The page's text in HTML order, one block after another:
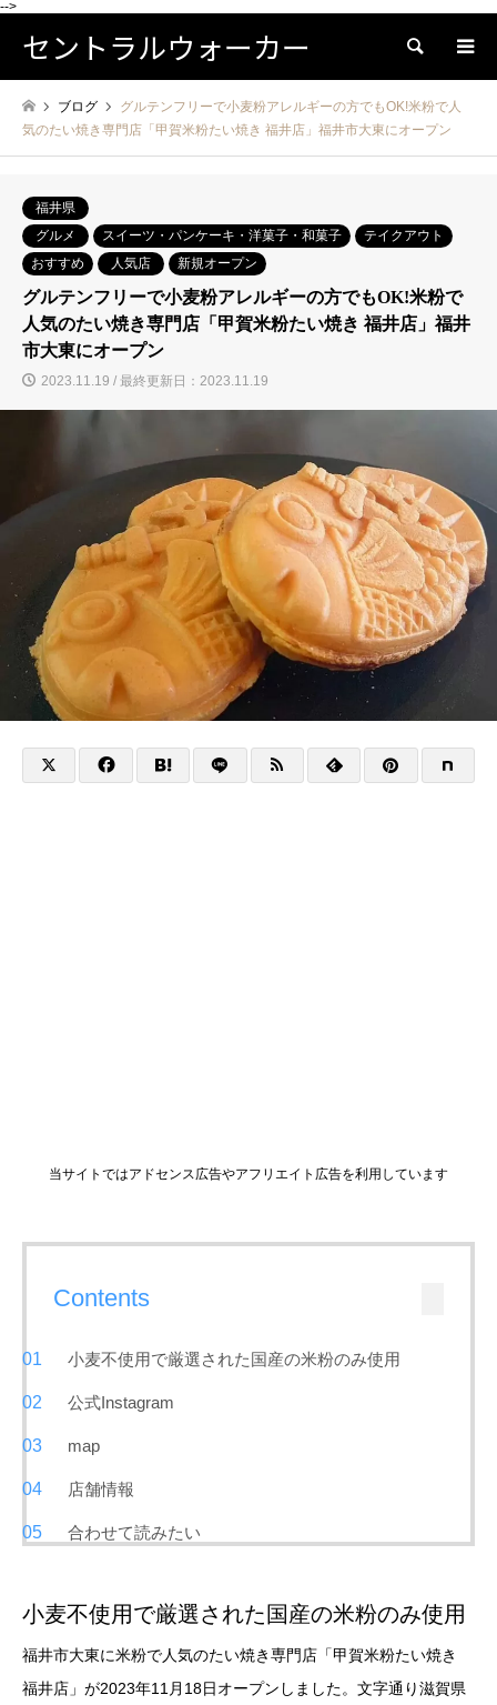
-->
セントラルウォーカー 検索
ブログ
グルテンフリーで小麦粉アレルギーの方でもOK!米粉で人
気のたい焼き専門店「甲賀米粉たい焼き 福井店」福井市大東にオープン
福井県
グルメ
スイーツ・パンケーキ・洋菓子・和菓子
テイクアウト
おすすめ
人気店 新規オープン
グルテンフリーで小麦粉アレルギーの方でもOK!米粉で
人気のたい焼き専門店「甲賀米粉たい焼き 福井店」福井
市大東にオープン
2023.11.19 / 最終更新日：2023.11.19
当サイトではアドセンス広告やアフリエイト広告を利用しています
Contents
小麦不使用で厳選された国産の米粉のみ使用
公式Instagram
map
店舗情報
合わせて読みたい
小麦不使用で厳選された国産の米粉のみ使用
福井市大東に米粉で人気のたい焼き専門店「甲賀米粉たい焼き
福井店」が2023年11月18日オープンしました。文字通り滋賀県